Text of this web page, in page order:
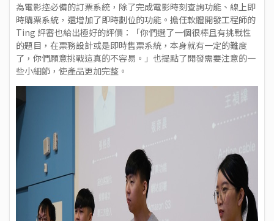
為電影控必備的訂票系統，除了完成電影時刻查詢功能、線上即
時購票系統，還增加了即時劃位的功能。擔任軟體開發工程師的
Ting 評審也給出極好的評價：「你們選了一個很棒且有挑戰性
的題目，在票務設計或是即時售票系統，本身就有一定的難度
了，你們願意挑戰這真的不容易。」也提點了開發需要注意的一
些小細節，使產品更加完整。